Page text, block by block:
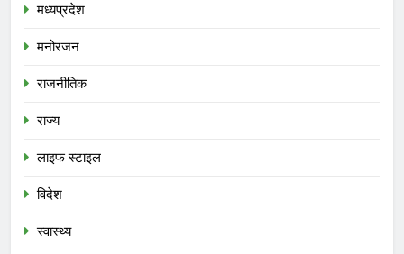
मध्‍यप्रदेश
मनोरंजन
राजनीतिक
राज्य
लाइफ स्टाइल
विदेश
स्‍वास्‍थ्‍य